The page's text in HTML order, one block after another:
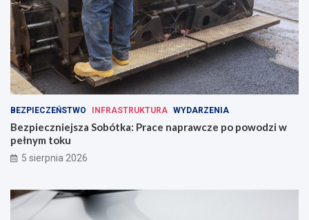
BEZPIECZEŃSTWO INFRASTRUKTURA WYDARZENIA
Bezpieczniejsza Sobótka: Prace naprawcze po powodzi w
pełnym toku
5 sierpnia 2026